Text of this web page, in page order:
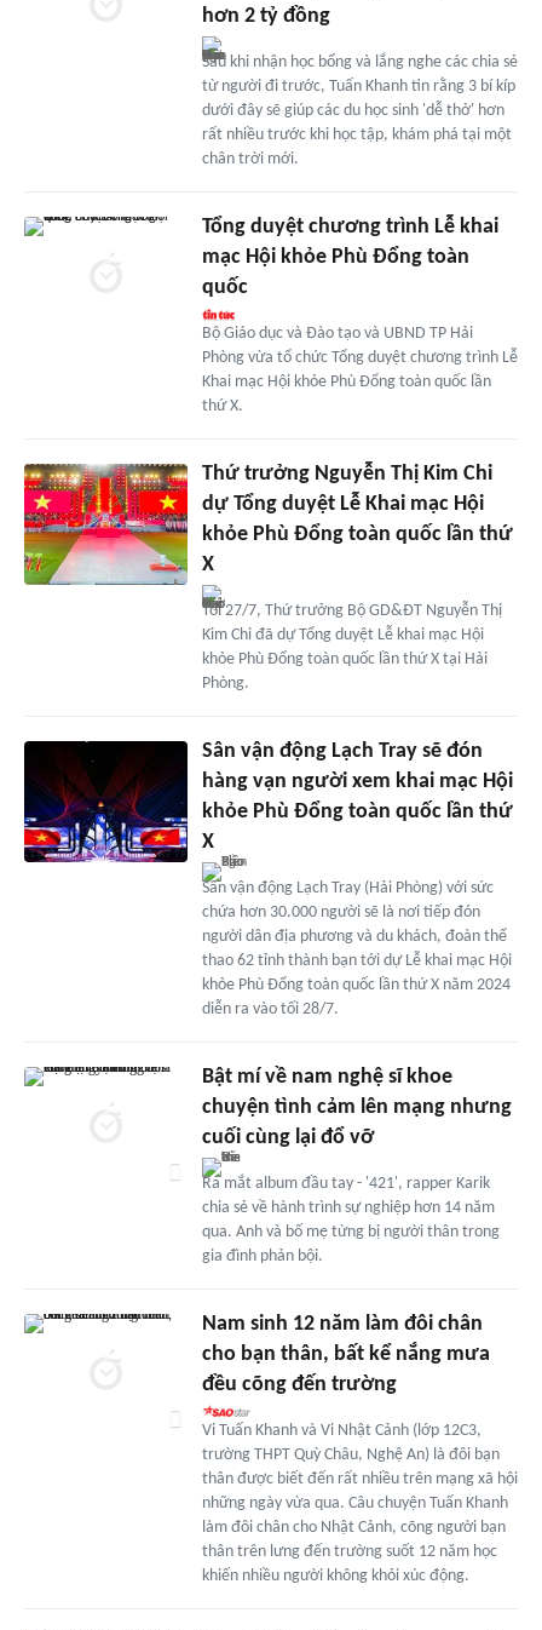
hơn 2 tỷ đồng
Sau khi nhận học bổng và lắng nghe các chia sẻ
từ người đi trước, Tuấn Khanh tin rằng 3 bí kíp
dưới đây sẽ giúp các du học sinh 'dễ thở' hơn
rất nhiều trước khi học tập, khám phá tại một
chân trời mới.
Tổng duyệt chương trình Lễ khai
mạc Hội khỏe Phù Đổng toàn
quốc
Bộ Giáo dục và Đào tạo và UBND TP Hải
Phòng vừa tổ chức Tổng duyệt chương trình Lễ
Khai mạc Hội khỏe Phù Đổng toàn quốc lần
thứ X.
Thứ trưởng Nguyễn Thị Kim Chi
dự Tổng duyệt Lễ Khai mạc Hội
khỏe Phù Đổng toàn quốc lần thứ
X
Tối 27/7, Thứ trưởng Bộ GD&ĐT Nguyễn Thị
Kim Chi đã dự Tổng duyệt Lễ khai mạc Hội
khỏe Phù Đổng toàn quốc lần thứ X tại Hải
Phòng.
Sân vận động Lạch Tray sẽ đón
hàng vạn người xem khai mạc Hội
khỏe Phù Đổng toàn quốc lần thứ
X
Sân vận động Lạch Tray (Hải Phòng) với sức
chứa hơn 30.000 người sẽ là nơi tiếp đón
người dân địa phương và du khách, đoàn thể
thao 62 tỉnh thành bạn tới dự Lễ khai mạc Hội
khỏe Phù Đổng toàn quốc lần thứ X năm 2024
diễn ra vào tối 28/7.
Bật mí về nam nghệ sĩ khoe
chuyện tình cảm lên mạng nhưng
cuối cùng lại đổ vỡ
Ra mắt album đầu tay - '421', rapper Karik
chia sẻ về hành trình sự nghiệp hơn 14 năm
qua. Anh và bố mẹ từng bị người thân trong
gia đình phản bội.
Nam sinh 12 năm làm đôi chân
cho bạn thân, bất kể nắng mưa
đều cõng đến trường
Vi Tuấn Khanh và Vi Nhật Cảnh (lớp 12C3,
trường THPT Quỳ Châu, Nghệ An) là đôi bạn
thân được biết đến rất nhiều trên mạng xã hội
những ngày vừa qua. Câu chuyện Tuấn Khanh
làm đôi chân cho Nhật Cảnh, cõng người bạn
thân trên lưng đến trường suốt 12 năm học
khiến nhiều người không khỏi xúc động.